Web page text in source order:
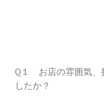
Q１ お店の雰囲気、
したか？